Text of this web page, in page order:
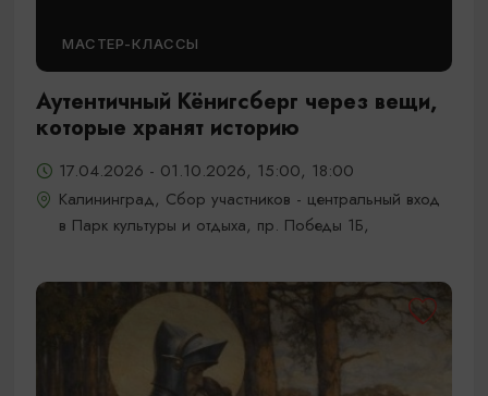
МАСТЕР-КЛАССЫ
Аутентичный Кёнигсберг через вещи,
которые хранят историю
17.04.2026 - 01.10.2026, 15:00, 18:00
Калининград, Сбор участников - центральный вход
в Парк культуры и отдыха, пр. Победы 1Б,